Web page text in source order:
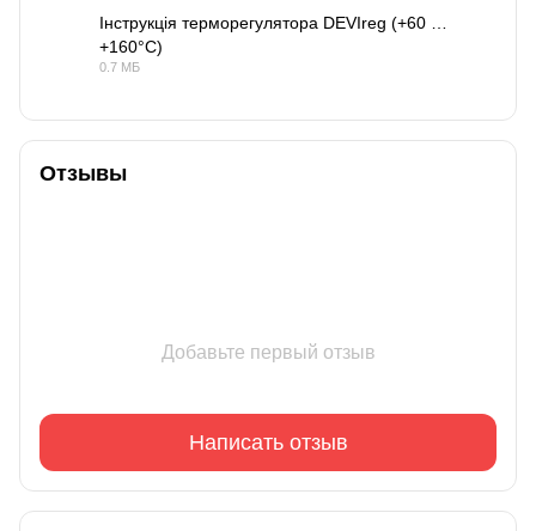
Інструкція терморегулятора DEVIreg (+60 …
+160°C)
0.7 МБ
Отзывы
Добавьте первый отзыв
Написать отзыв